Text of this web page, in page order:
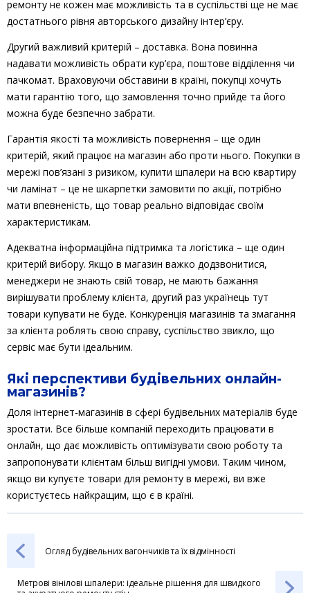
ремонту не кожен має можливість та в суспільстві ще не має
достатнього рівня авторського дизайну інтер’єру.
Другий важливий критерій – доставка. Вона повинна
надавати можливість обрати кур’єра, поштове відділення чи
пачкомат. Враховуючи обставини в країні, покупці хочуть
мати гарантію того, що замовлення точно прийде та його
можна буде безпечно забрати.
Гарантія якості та можливість повернення – ще один
критерій, який працює на магазин або проти нього. Покупки в
мережі пов’язані з ризиком, купити шпалери на всю квартиру
чи ламінат – це не шкарпетки замовити по акції, потрібно
мати впевненість, що товар реально відповідає своїм
характеристикам.
Адекватна інформаційна підтримка та логістика – ще один
критерій вибору. Якщо в магазин важко додзвонитися,
менеджери не знають свій товар, не мають бажання
вирішувати проблему клієнта, другий раз українець тут
товари купувати не буде. Конкуренція магазинів та змагання
за клієнта роблять свою справу, суспільство звикло, що
сервіс має бути ідеальним.
Які перспективи будівельних онлайн-
магазинів?
Доля інтернет-магазинів в сфері будівельних матеріалів буде
зростати. Все більше компаній переходить працювати в
онлайн, що дає можливість оптимізувати свою роботу та
запропонувати клієнтам більш вигідні умови. Таким чином,
якщо ви купуєте товари для ремонту в мережі, ви вже
користуєтесь найкращим, що є в країні.
Огляд будівельних вагончиків та їх відмінності
Метрові вінілові шпалери: ідеальне рішення для швидкого